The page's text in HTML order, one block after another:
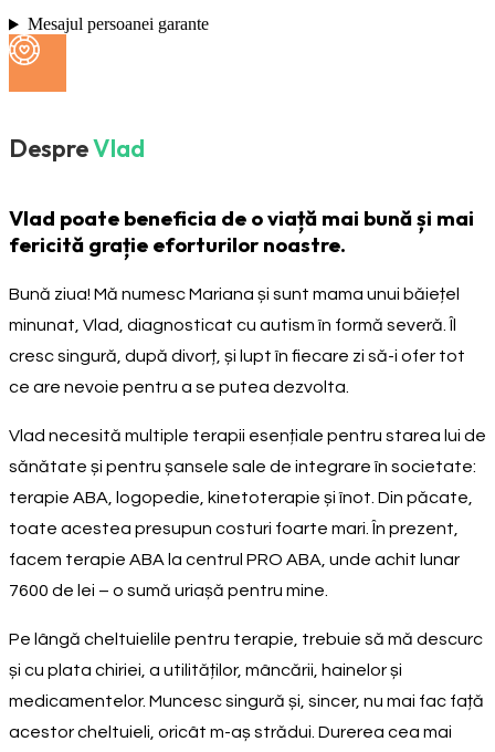
Mesajul persoanei garante
DespreVlad
Vlad poate beneficia de o viață mai bună și mai
fericită grație eforturilor noastre.
Bună ziua! Mă numesc Mariana și sunt mama unui băiețel
minunat, Vlad, diagnosticat cu autism în formă severă. Îl
cresc singură, după divorț, și lupt în fiecare zi să-i ofer tot
ce are nevoie pentru a se putea dezvolta.
Vlad necesită multiple terapii esențiale pentru starea lui de
sănătate și pentru șansele sale de integrare în societate:
terapie ABA, logopedie, kinetoterapie și înot. Din păcate,
toate acestea presupun costuri foarte mari. În prezent,
facem terapie ABA la centrul PRO ABA, unde achit lunar
7600 de lei – o sumă uriașă pentru mine.
Pe lângă cheltuielile pentru terapie, trebuie să mă descurc
și cu plata chiriei, a utilităților, mâncării, hainelor și
medicamentelor. Muncesc singură și, sincer, nu mai fac față
acestor cheltuieli, oricât m-aș strădui. Durerea cea mai